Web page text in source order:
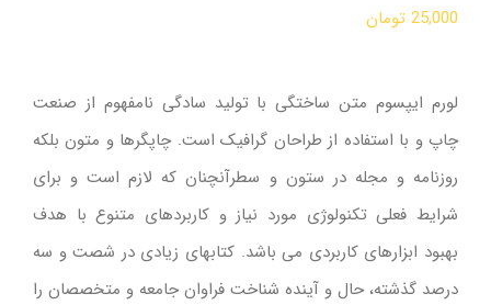
25,000 تومان
لورم ایپسوم متن ساختگی با تولید سادگی نامفهوم از صنعت
چاپ و با استفاده از طراحان گرافیک است. چاپگرها و متون بلکه
روزنامه و مجله در ستون و سطرآنچنان که لازم است و برای
شرایط فعلی تکنولوژی مورد نیاز و کاربردهای متنوع با هدف
بهبود ابزارهای کاربردی می باشد. کتابهای زیادی در شصت و سه
درصد گذشته، حال و آینده شناخت فراوان جامعه و متخصصان را